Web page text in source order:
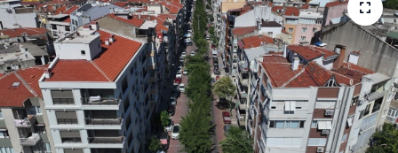
Magazin
Özel Haber
Sağlık